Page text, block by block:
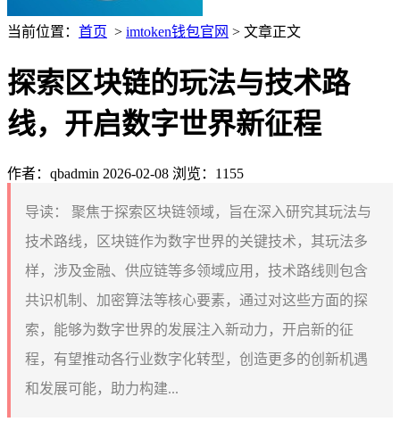
当前位置： 首页 > imtoken钱包官网 > 文章正文
探索区块链的玩法与技术路
线，开启数字世界新征程
作者：qbadmin 2026-02-08 浏览：1155
导读：
聚焦于探索区块链领域，旨在深入研究其玩法与
技术路线，区块链作为数字世界的关键技术，其玩法多
样，涉及金融、供应链等多领域应用，技术路线则包含
共识机制、加密算法等核心要素，通过对这些方面的探
索，能够为数字世界的发展注入新动力，开启新的征
程，有望推动各行业数字化转型，创造更多的创新机遇
和发展可能，助力构建...